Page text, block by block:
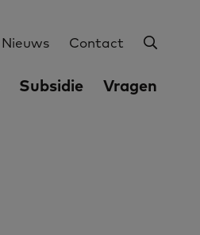
Nieuws Contact
Subsidie Vragen